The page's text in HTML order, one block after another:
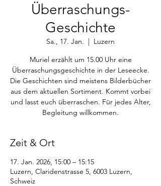
Überraschungs-
Geschichte
Sa., 17. Jan.
  |
Luzern
Muriel erzählt um 15.00 Uhr eine
Überraschungsgeschichte in der Leseecke.
Die Geschichten sind meistens Bilderbücher
aus dem aktuellen Sortiment. Kommt vorbei
und lasst euch überraschen. Für jedes Alter,
Begleitung willkommen.
Zeit & Ort
17. Jan. 2026, 15:00 – 15:15
Luzern, Claridenstrasse 5, 6003 Luzern,
Schweiz